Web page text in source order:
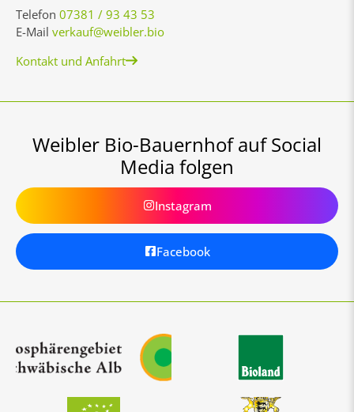
Telefon 07381 / 93 43 53
E-Mail verkauf@weibler.bio
Kontakt und Anfahrt
Weibler Bio-Bauernhof auf Social
Media folgen
Instagram
Facebook